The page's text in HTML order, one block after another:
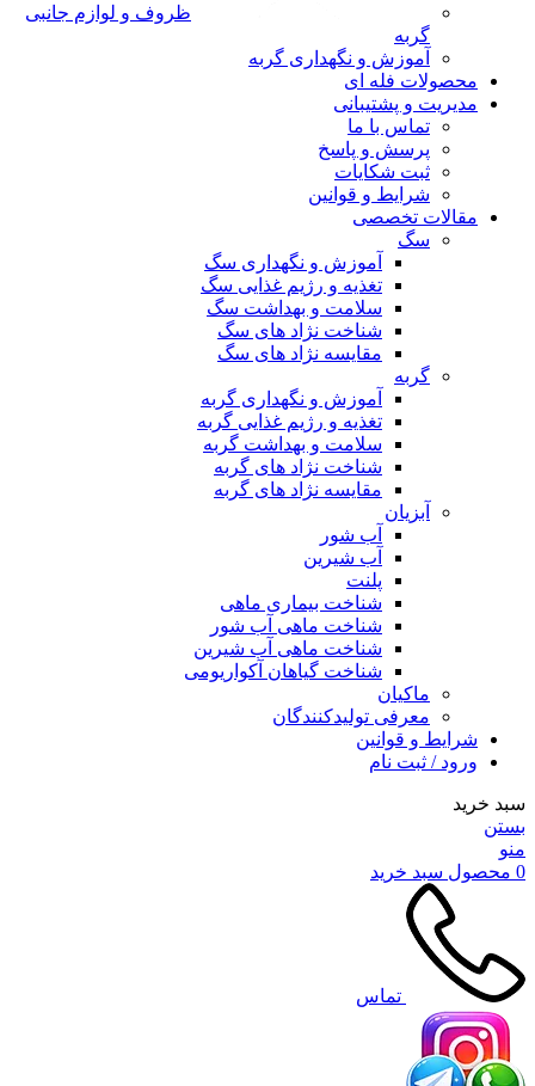
ظروف و لوازم جانبی
گربه
آموزش و نگهداری گربه
محصولات فله ای
مدیریت و پشتیبانی
تماس با ما
پرسش و پاسخ
ثبت شکایات
شرایط و قوانین
مقالات تخصصی
سگ
آموزش و نگهداری سگ
تغذیه و رژیم غذایی سگ
سلامت و بهداشت سگ
شناخت نژاد های سگ
مقایسه نژاد های سگ
گربه
آموزش و نگهداری گربه
تغذیه و رژیم غذایی گربه
سلامت و بهداشت گربه
شناخت نژاد های گربه
مقایسه نژاد های گربه
آبزیان
آب شور
آب شیرین
پلنت
شناخت بیماری ماهی
شناخت ماهی آب شور
شناخت ماهی آب شیرین
شناخت گیاهان آکواریومی
ماکیان
معرفی تولیدکنندگان
شرایط و قوانین
ورود / ثبت نام
سبد خرید
بستن
منو
0 محصول سبد خرید
تماس